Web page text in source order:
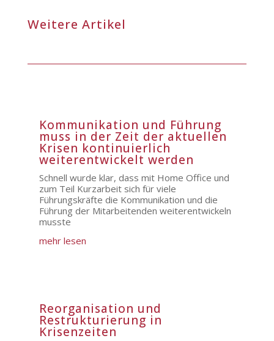
Weitere Artikel
Kommunikation und Führung
muss in der Zeit der aktuellen
Krisen kontinuierlich
weiterentwickelt werden
Schnell wurde klar, dass mit Home Office und
zum Teil Kurzarbeit sich für viele
Führungskräfte die Kommunikation und die
Führung der Mitarbeitenden weiterentwickeln
musste
mehr lesen
Reorganisation und
Restrukturierung in
Krisenzeiten